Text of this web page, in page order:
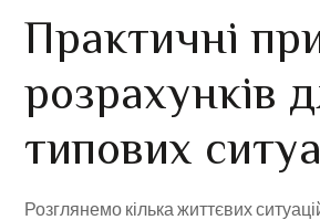
Практичні
розрахунків
типових
Розглянемо кілька життєвих